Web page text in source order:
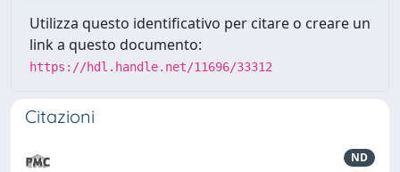
Utilizza questo identificativo per citare o creare un
link a questo documento:
https://hdl.handle.net/11696/33312
Citazioni
ND